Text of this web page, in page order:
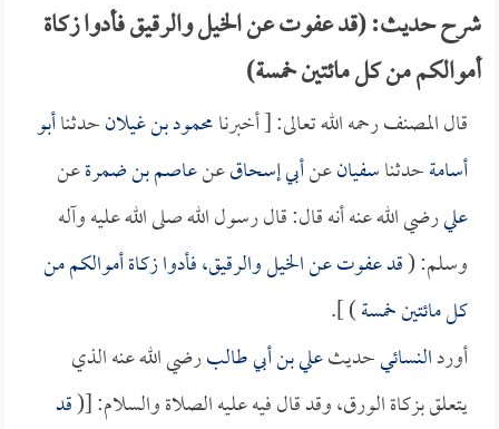
شرح حديث: (قد عفوت عن الخيل والرقيق فأدوا زكاة
أموالكم من كل مائتين خمسة)
قال المصنف رحمه الله تعالى: [ أخبرنامحمود بن غيلانحدثناأبو
أسامةحدثناسفيانعنأبي إسحاقعنعاصم بن ضمرةعن
عليرضي الله عنه أنه قال: قال رسول الله صلى الله عليه وآله
وسلم: (قد عفوت عن الخيل والرقيق، فأدوا زكاة أموالكم من
كل مائتين خمسة) ].
أوردالنسائيحديثعلي بن أبي طالبرضي الله عنه الذي
يتعلق بزكاة الورق، وقد قال فيه عليه الصلاة والسلام: [(قد